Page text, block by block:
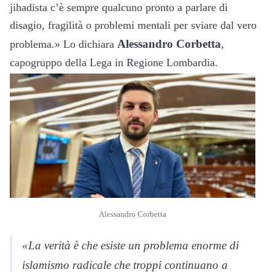
jihadista c’è sempre qualcuno pronto a parlare di
disagio, fragilità o problemi mentali per sviare dal vero
problema.» Lo dichiara Alessandro Corbetta,
capogruppo della Lega in Regione Lombardia.
Alessandro Corbetta
«La verità è che esiste un problema enorme di
islamismo radicale che troppi continuano a